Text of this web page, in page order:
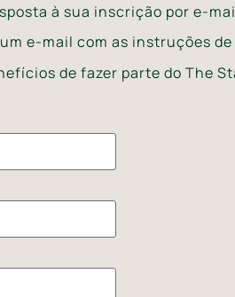
à sua inscrição por e-
e-mail com as instruções
de fazer parte do The